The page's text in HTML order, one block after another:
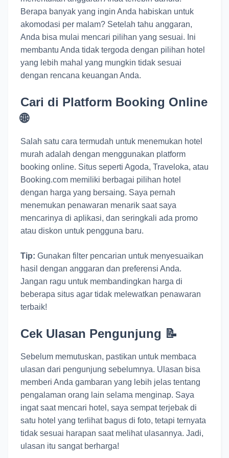
Berapa banyak yang ingin Anda habiskan untuk
akomodasi per malam? Setelah tahu anggaran,
Anda bisa mulai mencari pilihan yang sesuai. Ini
membantu Anda tidak tergoda dengan pilihan hotel
yang lebih mahal yang mungkin tidak sesuai
dengan rencana keuangan Anda.
Cari di Platform Booking Online
🌐
Salah satu cara termudah untuk menemukan hotel
murah adalah dengan menggunakan platform
booking online. Situs seperti Agoda, Traveloka, atau
Booking.com memiliki berbagai pilihan hotel
dengan harga yang bersaing. Saya pernah
menemukan penawaran menarik saat saya
mencarinya di aplikasi, dan seringkali ada promo
atau diskon untuk pengguna baru.
Tip: Gunakan filter pencarian untuk menyesuaikan
hasil dengan anggaran dan preferensi Anda.
Jangan ragu untuk membandingkan harga di
beberapa situs agar tidak melewatkan penawaran
terbaik!
Cek Ulasan Pengunjung 📝
Sebelum memutuskan, pastikan untuk membaca
ulasan dari pengunjung sebelumnya. Ulasan bisa
memberi Anda gambaran yang lebih jelas tentang
pengalaman orang lain selama menginap. Saya
ingat saat mencari hotel, saya sempat terjebak di
satu hotel yang terlihat bagus di foto, tetapi ternyata
tidak sesuai harapan saat melihat ulasannya. Jadi,
ulasan itu sangat berharga!